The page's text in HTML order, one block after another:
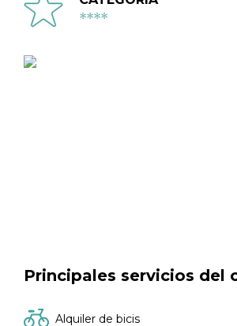
****
Principales servicios del
Alquiler de bicis